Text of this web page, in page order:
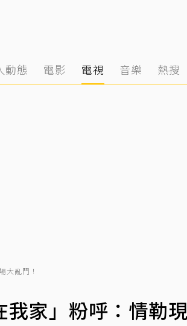
動態 電影 電視 音樂 熱搜
大亂鬥！
家」粉呼：情勒